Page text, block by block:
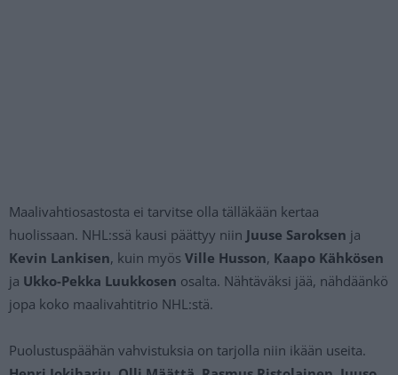
Maalivahtiosastosta ei tarvitse olla tälläkään kertaa
huolissaan. NHL:ssä kausi päättyy niin Juuse Saroksen ja
Kevin Lankisen, kuin myös Ville Husson, Kaapo Kähkösen
ja Ukko-Pekka Luukkosen osalta. Nähtäväksi jää, nähdäänkö
jopa koko maalivahtitrio NHL:stä.
Puolustuspäähän vahvistuksia on tarjolla niin ikään useita.